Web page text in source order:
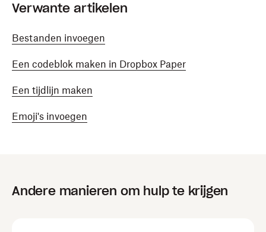
Verwante artikelen
Bestanden invoegen
Een codeblok maken in Dropbox Paper
Een tijdlijn maken
Emoji's invoegen
Andere manieren om hulp te krijgen